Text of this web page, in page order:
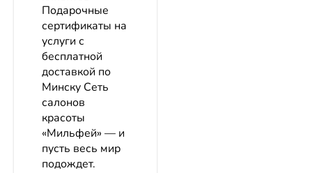
Подарочные
сертификаты на
услуги с
бесплатной
доставкой по
Минску Сеть
салонов
красоты
«Мильфей» — и
пусть весь мир
подождет.